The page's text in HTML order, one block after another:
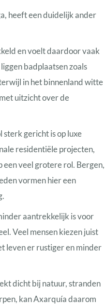
heeft een duidelijk ander
en voelt daardoor vaak
badplaatsen zoals
in het binnenland witte
uitzicht over de
sterk gericht is op luxe
residentiële projecten,
een veel grotere rol. Bergen,
vormen hier een
aantrekkelijk is voor
Veel mensen kiezen juist
leven er rustiger en minder
dicht bij natuur, stranden
kan Axarquía daarom